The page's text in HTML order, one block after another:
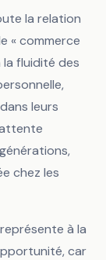
la relation
« commerce
la fluidité des
leurs
chez les
à la
car